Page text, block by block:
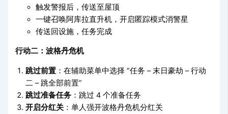
触发警报后，传送至屋顶
一键召唤阿库拉直升机，开启匿踪模式消警星
传送回设施，任务完成
行动二：波格丹危机
跳过前置 ：在辅助菜单中选择 “任务 – 末日豪劫 – 行动
二 – 跳全部前置”
跳过准备任务 ：跳过 4 个准备任务
开启分红关 ：单人强开波格丹危机分红关